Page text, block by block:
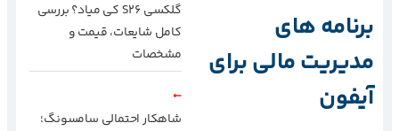
برنامه های
مدیریت مالی برای
آیفون
گلکسی S26 کی میاد؟ بررسی
کامل شایعات، قیمت و
مشخصات
شاهکار احتمالی سامسونگ؛